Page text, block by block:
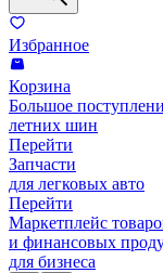
Избранное
Корзина
Большое
летних шин
Перейти
Запчасти
для легковых авто
Перейти
Маркетплейс
и финансовых
для бизнеса